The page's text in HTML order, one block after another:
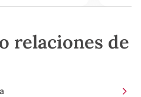
relaciones de